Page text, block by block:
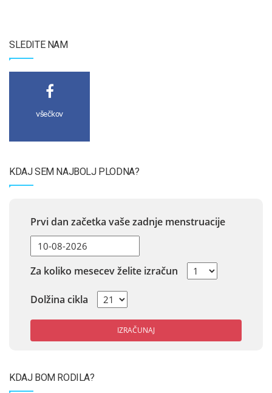
SLEDITE NAM
všečkov
KDAJ SEM NAJBOLJ PLODNA?
Prvi dan začetka vaše zadnje menstruacije
Za koliko mesecev želite izračun
Dolžina cikla
IZRAČUNAJ
KDAJ BOM RODILA?